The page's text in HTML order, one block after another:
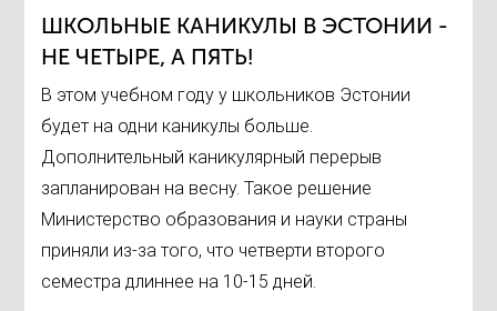
ШКОЛЬНЫЕ КАНИКУЛЫ В ЭСТОНИИ -
НЕ ЧЕТЫРЕ, А ПЯТЬ!
В этом учебном году у школьников Эстонии
будет на одни каникулы больше.
Дополнительный каникулярный перерыв
запланирован на весну. Такое решение
Министерство образования и науки страны
приняли из-за того, что четверти второго
семестра длиннее на 10-15 дней.